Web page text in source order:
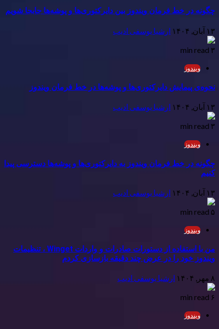
چگونه در خط فرمان ویندوز بین دایرکتوری‌ها و پوشه‌ها جابجا شویم
۱۳ آبان, ۱۴۰۴ ارشیا یوسفی ادیب
۳ min read
ویندوز
نحوه‌ی پیمایش دایرکتوری‌ها و پوشه‌ها در خط فرمان ویندوز
۱۳ آبان, ۱۴۰۴ ارشیا یوسفی ادیب
۳ min read
ویندوز
چگونه در خط فرمان ویندوز به دایرکتوری‌ها و پوشه‌ها دسترسی پیدا
کنیم
۱۳ آبان, ۱۴۰۴ ارشیا یوسفی ادیب
۵ min read
ویندوز
من با استفاده از دستورات صادرات و واردات Winget ، تنظیمات
ویندوز خود را در عرض چند دقیقه بازسازی کردم
۸ مهر, ۱۴۰۴ ارشیا یوسفی ادیب
۶ min read
ویندوز